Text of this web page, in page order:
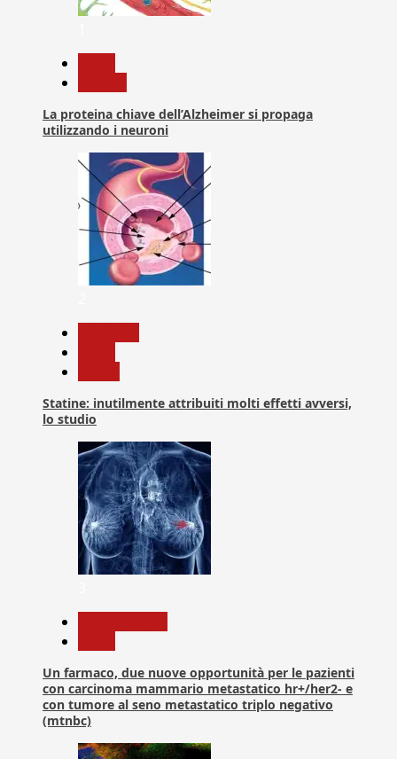
La proteina chiave dell’Alzheimer si propaga
utilizzando i neuroni
Statine: inutilmente attribuiti molti effetti avversi,
lo studio
Un farmaco, due nuove opportunità per le pazienti
con carcinoma mammario metastatico hr+/her2- e
con tumore al seno metastatico triplo negativo
(mtnbc)